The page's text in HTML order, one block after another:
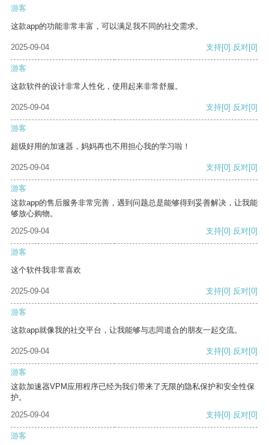
游客
这款app的功能非常丰富，可以满足我不同的社交需求。
2025-09-04 支持[0] 反对[0]
游客
这款软件的设计非常人性化，使用起来非常舒服。
2025-09-04 支持[0] 反对[0]
游客
超级好用的加速器，妈妈再也不用担心我的学习啦！
2025-09-04 支持[0] 反对[0]
游客
这款app的售后服务非常完善，遇到问题总是能够得到妥善解决，让我能
够放心购物。
2025-09-04
支持[0] 反对[0]
游客
这个软件我非常喜欢
2025-09-04 支持[0] 反对[0]
游客
这款app就像我的社交平台，让我能够与志同道合的朋友一起交流。
2025-09-04 支持[0] 反对[0]
游客
这款加速器VPM应用程序已经为我们带来了无限的隐私保护和安全性保
护。
2025-09-04
支持[0] 反对[0]
游客